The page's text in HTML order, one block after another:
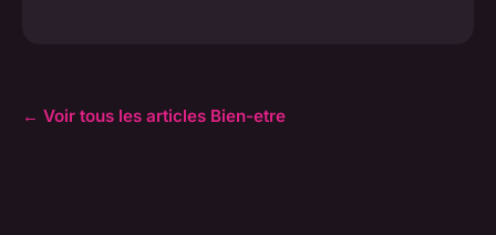
← Voir tous les articles Bien-etre